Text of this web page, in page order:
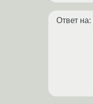
Ответ на: